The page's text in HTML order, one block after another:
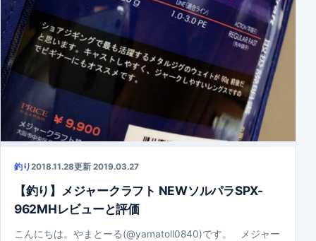
釣り2018.11.28更新 2019.03.27
【釣り】メジャークラフト NEWソルパラSPX-
962MHレビューと評価
こんにちは。やまとーる(@yamatoll0840)です。 メジャー